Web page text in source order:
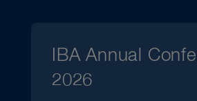
IBA Annual
2026